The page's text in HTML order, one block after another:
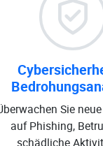
Sie
auf Phishing,
schädliche